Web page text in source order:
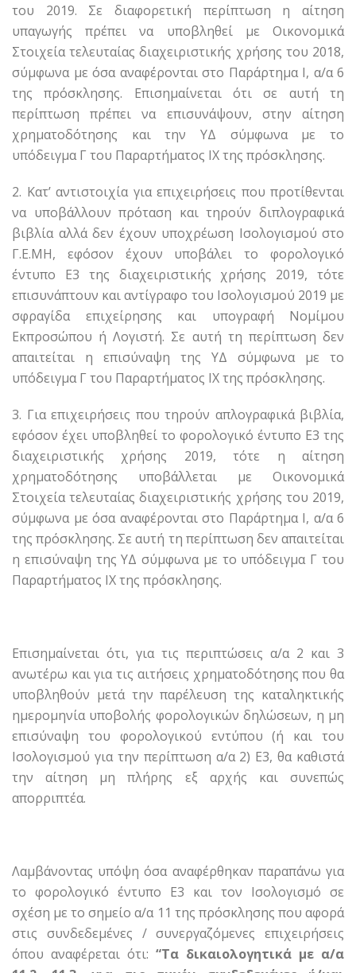
του 2019. Σε διαφορετική περίπτωση η αίτηση
υπαγωγής πρέπει να υποβληθεί με Οικονομικά
Στοιχεία τελευταίας διαχειριστικής χρήσης του 2018,
σύμφωνα με όσα αναφέρονται στο Παράρτημα Ι, α/α 6
της πρόσκλησης. Επισημαίνεται ότι σε αυτή τη
περίπτωση πρέπει να επισυνάψουν, στην αίτηση
χρηματοδότησης και την ΥΔ σύμφωνα με το
υπόδειγμα Γ του Παραρτήματος ΙΧ της πρόσκλησης.
2. Κατ’ αντιστοιχία για επιχειρήσεις που προτίθενται
να υποβάλλουν πρόταση και τηρούν διπλογραφικά
βιβλία αλλά δεν έχουν υποχρέωση Ισολογισμού στο
Γ.Ε.ΜΗ, εφόσον έχουν υποβάλει το φορολογικό
έντυπο Ε3 της διαχειριστικής χρήσης 2019, τότε
επισυνάπτουν και αντίγραφο του Ισολογισμού 2019 με
σφραγίδα επιχείρησης και υπογραφή Νομίμου
Εκπροσώπου ή Λογιστή. Σε αυτή τη περίπτωση δεν
απαιτείται η επισύναψη της ΥΔ σύμφωνα με το
υπόδειγμα Γ του Παραρτήματος ΙΧ της πρόσκλησης.
3. Για επιχειρήσεις που τηρούν απλογραφικά βιβλία,
εφόσον έχει υποβληθεί το φορολογικό έντυπο Ε3 της
διαχειριστικής χρήσης 2019, τότε η αίτηση
χρηματοδότησης υποβάλλεται με Οικονομικά
Στοιχεία τελευταίας διαχειριστικής χρήσης του 2019,
σύμφωνα με όσα αναφέρονται στο Παράρτημα Ι, α/α 6
της πρόσκλησης. Σε αυτή τη περίπτωση δεν απαιτείται
η επισύναψη της ΥΔ σύμφωνα με το υπόδειγμα Γ του
Παραρτήματος ΙΧ της πρόσκλησης.
Επισημαίνεται ότι, για τις περιπτώσεις α/α 2 και 3
ανωτέρω και για τις αιτήσεις χρηματοδότησης που θα
υποβληθούν μετά την παρέλευση της καταληκτικής
ημερομηνία υποβολής φορολογικών δηλώσεων, η μη
επισύναψη του φορολογικού εντύπου (ή και του
Ισολογισμού για την περίπτωση α/α 2) Ε3, θα καθιστά
την αίτηση μη πλήρης εξ αρχής και συνεπώς
απορριπτέα.
Λαμβάνοντας υπόψη όσα αναφέρθηκαν παραπάνω για
το φορολογικό έντυπο Ε3 και τον Ισολογισμό σε
σχέση με το σημείο α/α 11 της πρόσκλησης που αφορά
στις συνδεδεμένες / συνεργαζόμενες επιχειρήσεις
όπου αναφέρεται ότι: “Τα δικαιολογητικά με α/α